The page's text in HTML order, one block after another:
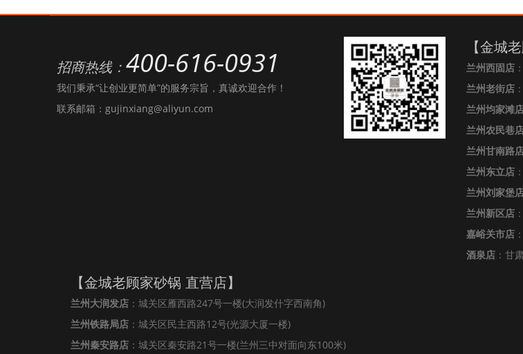
招商热线： 400-616-0931
我们秉承“让创业更简单”的服务宗旨，真诚欢迎合作！
联系邮箱：gujinxiang@aliyun.com
【金城
兰州西固店
兰州老街店
兰州均家滩
兰州农民巷
兰州甘南路
兰州东立店
兰州刘家堡
兰州新区店
嘉峪关市店
酒泉店 ：甘
【金城老顾家砂锅 直营店】
兰州大润发店 ：城关区雁西路247号一楼(大润发什字西南角)
兰州铁路局店 ：城关区民主西路12号(光源大厦一楼)
兰州秦安路店 ：城关区秦安路21号一楼(兰州三中对面向东100米)